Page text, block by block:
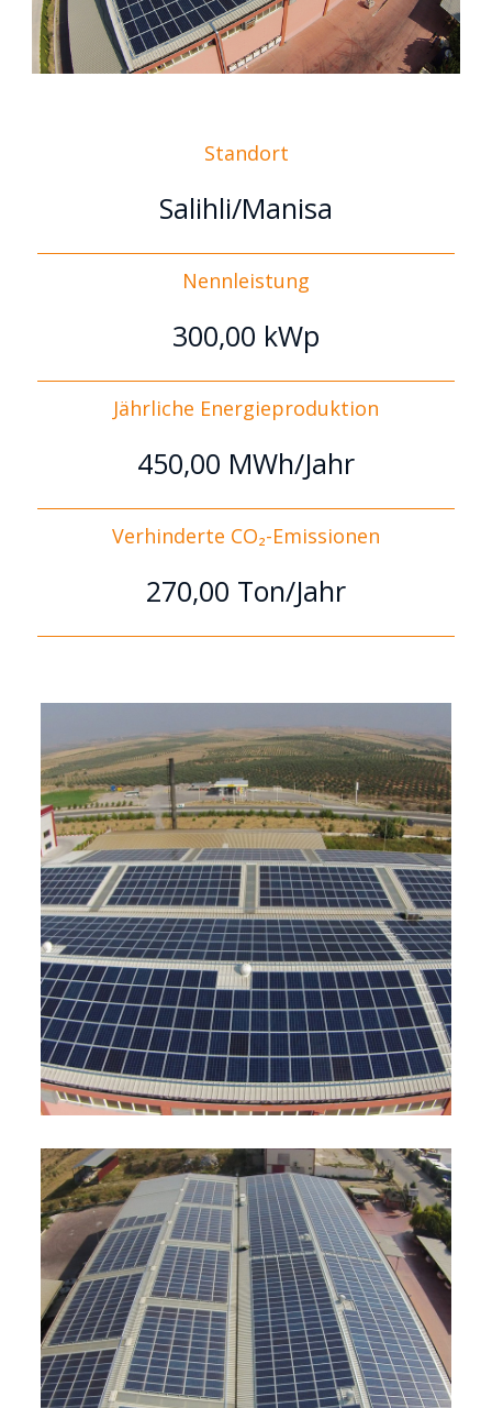
Standort
Salihli/Manisa
Nennleistung
300,00 kWp
Jährliche Energieproduktion
450,00 MWh/Jahr
Verhinderte CO₂-Emissionen
270,00 Ton/Jahr